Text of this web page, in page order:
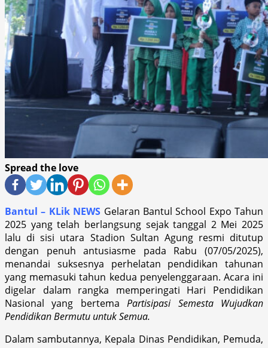
Spread the love
Bantul – KLik NEWS Gelaran Bantul School Expo Tahun
2025 yang telah berlangsung sejak tanggal 2 Mei 2025
lalu di sisi utara Stadion Sultan Agung resmi ditutup
dengan penuh antusiasme pada Rabu (07/05/2025),
menandai suksesnya perhelatan pendidikan tahunan
yang memasuki tahun kedua penyelenggaraan. Acara ini
digelar dalam rangka memperingati Hari Pendidikan
Nasional yang bertemaPartisipasi Semesta Wujudkan
Pendidikan Bermutu untuk Semua.
Dalam sambutannya, Kepala Dinas Pendidikan, Pemuda,